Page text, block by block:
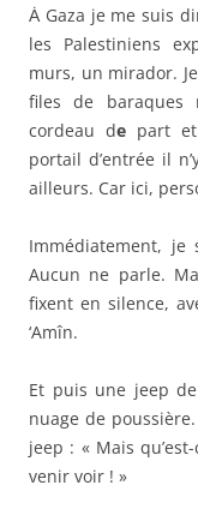
Ȧ Gaza je me suis
les Palestiniens
murs, un mirador.
files de baraques
cordeau de part
portail d’entrée il
ailleurs. Car ici,
Immédiatement, je
Aucun ne parle.
fixent en silence,
‘Amîn.
Et puis une jeep
nuage de
jeep : « Mais
venir voir ! »